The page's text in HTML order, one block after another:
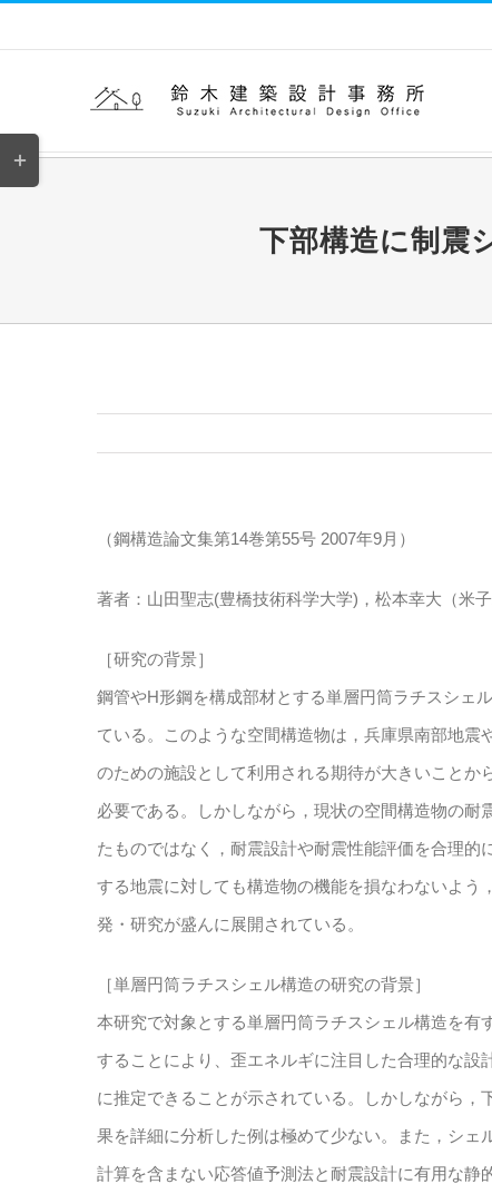
to
下部構造に制震
（鋼構造論文集第14巻第55号 2007年9月）
著者：山田聖志(豊橋技術科学大学)，松本幸大（米
［研究の背景］
鋼管やH形鋼を構成部材とする単層円筒ラチスシェ
ている。このような空間構造物は，兵庫県南部地
のための施設として利用される期待が大きいこと
必要である。しかしながら，現状の空間構造物の
たものではなく，耐震設計や耐震性能評価を合理
する地震に対しても構造物の機能を損なわないよ
発・研究が盛んに展開されている。
［単層円筒ラチスシェル構造の研究の背景］
本研究で対象とする単層円筒ラチスシェル構造を
することにより、歪エネルギに注目した合理的な
に推定できることが示されている。しかしながら
果を詳細に分析した例は極めて少ない。また，シ
計算を含まない応答値予測法と耐震設計に有用な静
Toggle
Sliding